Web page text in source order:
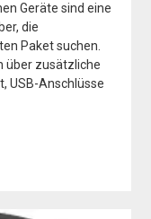
Geräte sind eine
die
Paket suchen.
über zusätzliche
USB-Anschlüsse